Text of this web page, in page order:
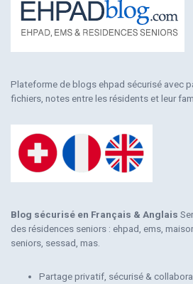
Plateforme de blogs ehpad sécurisé avec
fichiers, notes entre les résidents et leur
Blog sécurisé en Français & Anglais
des résidences seniors : ehpad, ems,
seniors, sessad, mas.
Partage privatif, sécurisé &